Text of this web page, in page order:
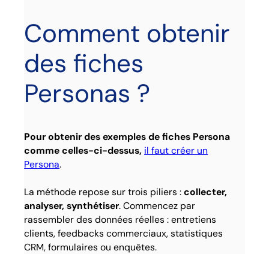
Comment obtenir
des fiches
Personas ?
Pour obtenir des exemples de fiches Persona
comme celles-ci-dessus, il faut créer un
Persona.
La méthode repose sur trois piliers :collecter,
analyser, synthétiser. Commencez par
rassembler des données réelles : entretiens
clients, feedbacks commerciaux, statistiques
CRM, formulaires ou enquêtes.